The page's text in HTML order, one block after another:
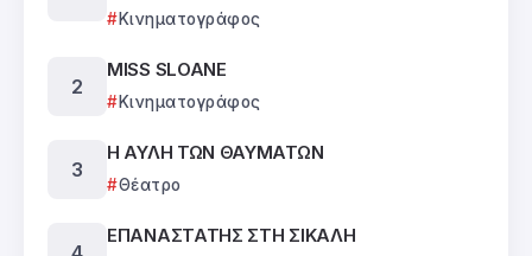
Κινηματογράφος
MISS SLOANE
Κινηματογράφος
Η ΑΥΛΗ ΤΩΝ ΘΑΥΜΑΤΩΝ
Θέατρο
ΕΠΑΝΑΣΤΑΤΗΣ ΣΤΗ ΣΙΚΑΛΗ